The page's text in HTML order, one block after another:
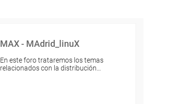
MAX - MAdrid_linuX
En este foro trataremos los temas
relacionados con la distribución…